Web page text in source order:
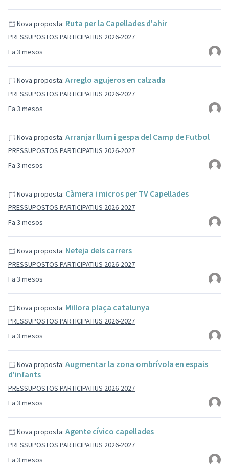
Fa 3 mesos
Nova proposta: Ruta per la Capellades d'ahir
PRESSUPOSTOS PARTICIPATIUS 2026-2027
Fa 3 mesos
Nova proposta: Arreglo agujeros en calzada
PRESSUPOSTOS PARTICIPATIUS 2026-2027
Fa 3 mesos
Nova proposta: Arranjar llum i gespa del Camp de Futbol
PRESSUPOSTOS PARTICIPATIUS 2026-2027
Fa 3 mesos
Nova proposta: Càmera i micros per TV Capellades
PRESSUPOSTOS PARTICIPATIUS 2026-2027
Fa 3 mesos
Nova proposta: Neteja dels carrers
PRESSUPOSTOS PARTICIPATIUS 2026-2027
Fa 3 mesos
Nova proposta: Millora plaça catalunya
PRESSUPOSTOS PARTICIPATIUS 2026-2027
Fa 3 mesos
Nova proposta: Augmentar la zona ombrívola en espais
d'infants
PRESSUPOSTOS PARTICIPATIUS 2026-2027
Fa 3 mesos
Nova proposta: Agente cívico capellades
PRESSUPOSTOS PARTICIPATIUS 2026-2027